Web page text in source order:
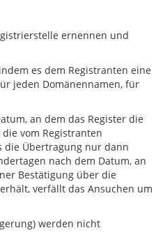
ernennen und
es dem Registranten eine
jeden Domänennamen, für
an dem das Register die
vom Registranten
die Übertragung nur dann
nach dem Datum, an
Bestätigung über die
verfällt das Ansuchen um
werden nicht